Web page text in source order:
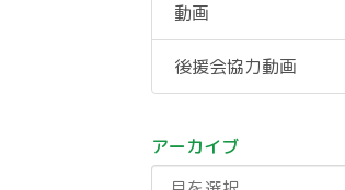
動画
後援会協力動画
アーカイブ